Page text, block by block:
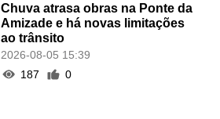
Chuva atrasa obras na Ponte da
Amizade e há novas limitações
ao trânsito
2026-08-05 15:39
187
0